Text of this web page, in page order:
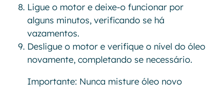
Ligue o motor e deixe-o funcionar por
alguns minutos, verificando se há
vazamentos.
Desligue o motor e verifique o nível do óleo
novamente, completando se necessário.
Importante: Nunca misture óleo novo